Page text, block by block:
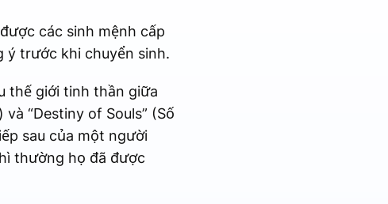
các sinh mệnh cấp
ý trước khi chuyển sinh.
thế giới tinh thần giữa
“Destiny of Souls” (Số
sau của một người
thường họ đã được